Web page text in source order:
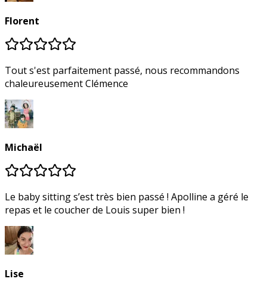
Florent
Tout s'est parfaitement passé, nous recommandons
chaleureusement Clémence
Michaël
Le baby sitting s’est très bien passé ! Apolline a géré le
repas et le coucher de Louis super bien !
Lise